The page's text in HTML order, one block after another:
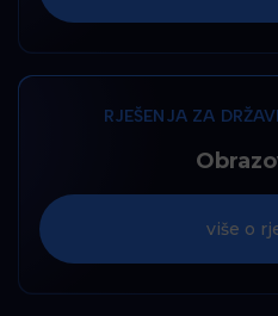
RJEŠENJA ZA
više o